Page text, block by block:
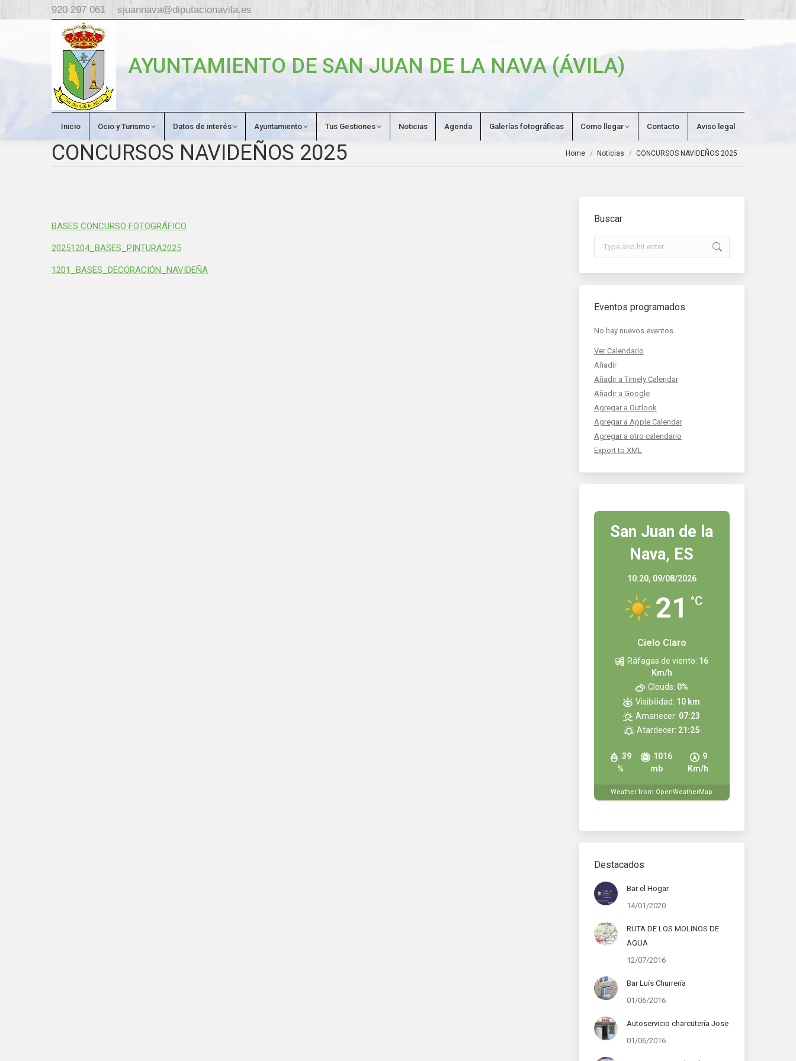
920 297 061 sjuannava@diputacionavila.es
AYUNTAMIENTO DE SAN JUAN DE LA NAVA (ÁVILA)
Inicio Ocio y Turismo Datos de interés Ayuntamiento Tus Gestiones Noticias Agenda Galerías fotográficas Como llegar Contacto Aviso legal
CONCURSOS NAVIDEÑOS 2025 You are here:
Home Noticias CONCURSOS NAVIDEÑOS 2025
BASES CONCURSO FOTOGRÁFICO
20251204_BASES_PINTURA2025
1201_ BASES_DECORACIÓN_NAVIDEÑA
Buscar
Search:
Eventos programados
No hay nuevos eventos.
Ver Calendario
Añadir
Añadir a Timely Calendar
Añadir a Google
Agregar a Outlook
Agregar a Apple Calendar
Agregar a otro calendario
Export to XML
San Juan de la
Nava, ES
10:20, 09/08/2026
21 °C
Cielo Claro
39
%
1016
mb
9
Km/h
Ráfagas de viento: 16
Km/h
Clouds: 0%
Visibilidad: 10 km
Amanecer: 07:23
Atardecer: 21:25
Weather from OpenWeatherMap
Destacados
Bar el Hogar
14/01/2020
RUTA DE LOS MOLINOS DE
AGUA
12/07/2016
Bar Luís Churrería
01/06/2016
Autoservicio charcutería Jose
01/06/2016